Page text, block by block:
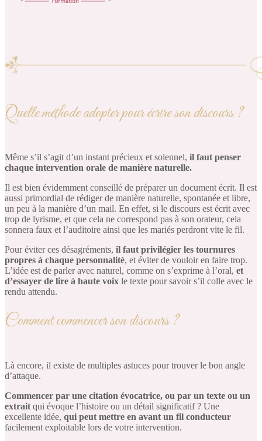
Quelle méthode adopter pour écrire son discours ?
Même s’il s’agit d’un instant précieux et solennel, il faut penser
chaque intervention orale de manière naturelle.
Il est bien évidemment conseillé de préparer un document écrit. Il est
aussi primordial de rédiger de manière naturelle, spontanée et libre,
un peu à la manière d’un mail. En effet, si le discours est écrit avec
trop de lyrisme, et que cela ne correspond pas à son orateur, cela
sonnera faux et l’auditoire ainsi que les mariés perdront vite le fil.
Pour éviter ces désagréments, il faut privilégier les tournures
propres à chaque personnalité, et éviter de vouloir en faire trop.
L’idée est de parler avec naturel, comme on s’exprime à l’oral, et
d’essayer de lire à haute voix le texte pour savoir s’il colle avec le
rendu attendu.
Comment commencer son discours ?
Là encore, il existe de multiples astuces pour trouver le bon angle
d’attaque.
Commencer par une citation évocatrice, ou par un texte ou un
extrait qui évoque l’histoire ou un détail significatif ? Une
excellente idée, qui peut mettre en avant un fil conducteur
facilement exploitable lors de votre intervention.